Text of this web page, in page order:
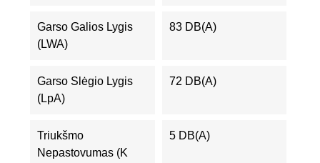
Garso Galios Lygis
(LWA)
83 DB(A)
Garso Slėgio Lygis
(LpA)
72 DB(A)
Triukšmo
Nepastovumas (K
5 DB(A)